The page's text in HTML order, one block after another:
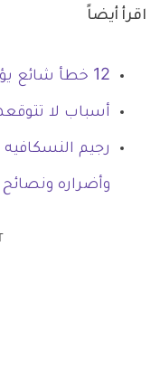
اقرأ أيضاً
12 خطأ شائع يؤدي لعدم فقدان الوزن
أسباب لا
رجيم
وأضراره ونصائح